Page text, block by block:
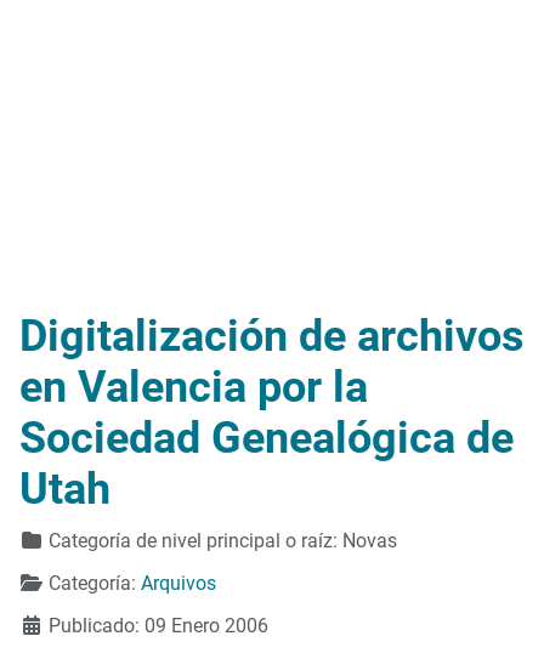
Digitalización de archivos
en Valencia por la
Sociedad Genealógica de
Utah
Detalles
Categoría de nivel principal o raíz: Novas
Categoría: Arquivos
Publicado: 09 Enero 2006